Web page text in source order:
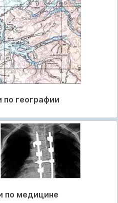
по географии
по медицине